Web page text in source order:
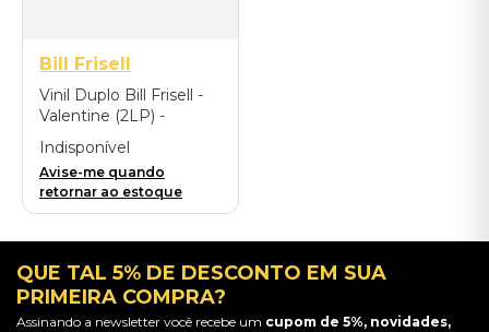
Bill Frisell
Vinil Duplo Bill Frisell -
Valentine (2LP) -
Importado
Indisponível
Avise-me quando
retornar ao estoque
QUE TAL 5% DE DESCONTO EM SUA
PRIMEIRA COMPRA?
Assinando a newsletter você recebe um cupom de 5%, novidades,